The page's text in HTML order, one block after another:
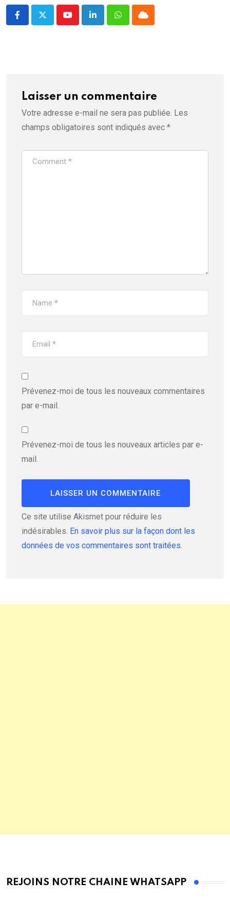
YoutubeLinkedInWhatsappCloud
Laisser un commentaire
Votre adresse e-mail ne sera pas publiée. Les
champs obligatoires sont indiqués avec *
Prévenez-moi de tous les nouveaux commentaires
par e-mail.
Prévenez-moi de tous les nouveaux articles par e-
mail.
Ce site utilise Akismet pour réduire les
indésirables. En savoir plus sur la façon dont les
données de vos commentaires sont traitées.
REJOINS NOTRE CHAINE WHATSAPP